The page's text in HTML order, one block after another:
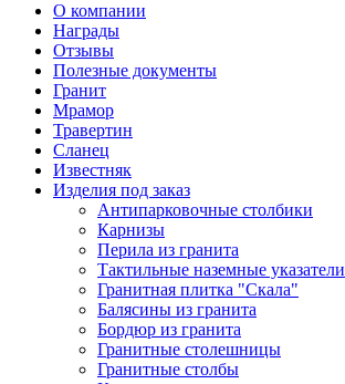
О компании
Награды
Отзывы
Полезные документы
Гранит
Мрамор
Травертин
Сланец
Известняк
Изделия под заказ
Антипарковочные столбики
Карнизы
Перила из гранита
Тактильные наземные указатели
Гранитная плитка "Скала"
Балясины из гранита
Бордюр из гранита
Гранитные столешницы
Гранитные столбы